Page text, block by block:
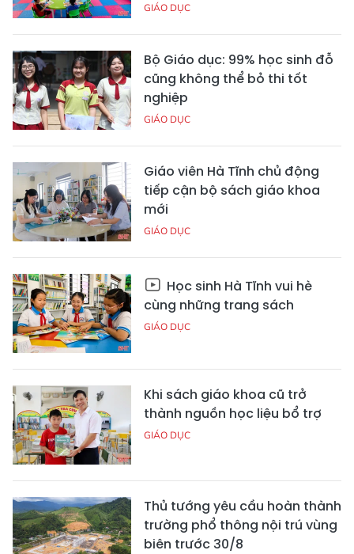
GIÁO DỤC
Bộ Giáo dục: 99% học sinh đỗ
cũng không thể bỏ thi tốt
nghiệp
GIÁO DỤC
Giáo viên Hà Tĩnh chủ động
tiếp cận bộ sách giáo khoa
mới
GIÁO DỤC
Học sinh Hà Tĩnh vui hè
cùng những trang sách
GIÁO DỤC
Khi sách giáo khoa cũ trở
thành nguồn học liệu bổ trợ
GIÁO DỤC
Thủ tướng yêu cầu hoàn thành
trường phổ thông nội trú vùng
biên trước 30/8